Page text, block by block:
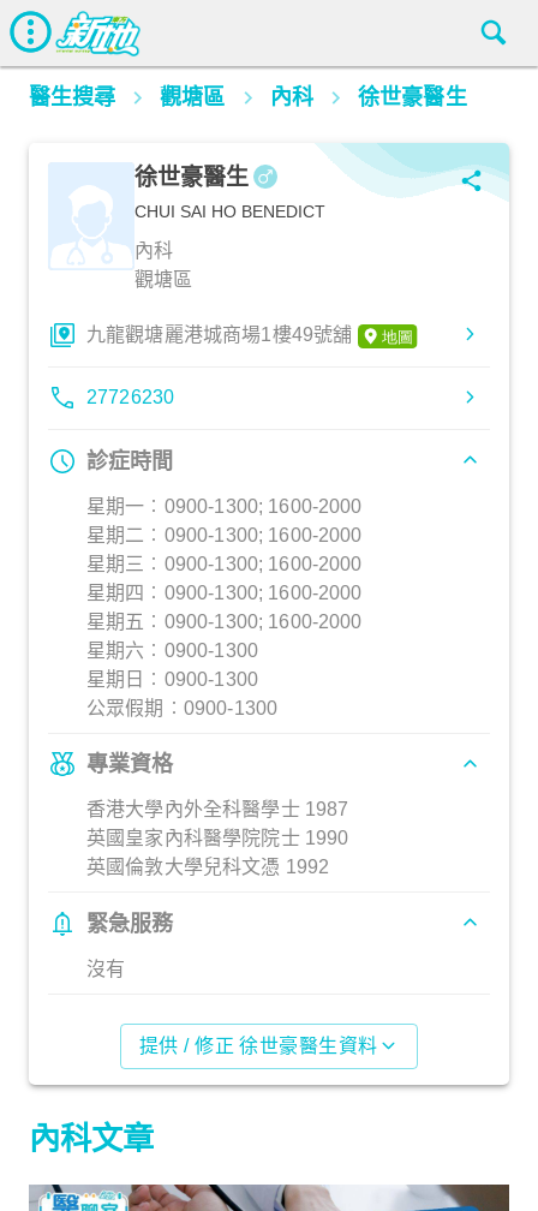
醫生搜尋 觀塘區 內科 徐世豪醫生
徐世豪醫生
CHUI SAI HO BENEDICT
內科
觀塘區
九龍觀塘麗港城商場1樓49號舖
27726230
診症時間
星期一︰0900-1300; 1600-2000
星期二︰0900-1300; 1600-2000
星期三︰0900-1300; 1600-2000
星期四︰0900-1300; 1600-2000
星期五︰0900-1300; 1600-2000
星期六︰0900-1300
星期日︰0900-1300
公眾假期︰0900-1300
專業資格
香港大學內外全科醫學士 1987
英國皇家內科醫學院院士 1990
英國倫敦大學兒科文憑 1992
緊急服務
沒有
提供 / 修正 徐世豪醫生資料
內科文章